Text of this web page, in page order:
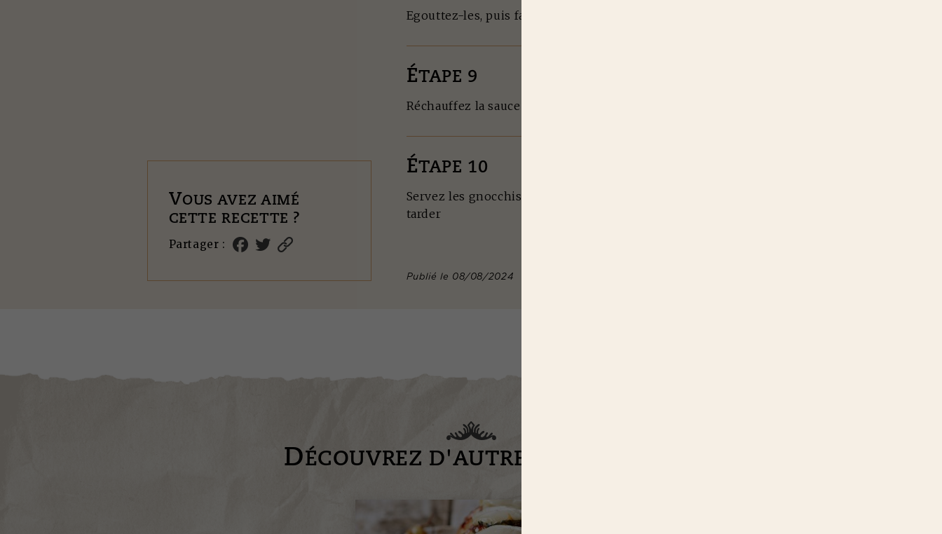
Egouttez-les, puis faites-les dorer dans une poêle avec le beurre.
ÉTAPE 9
Réchauffez la sauce aux épinards.
ÉTAPE 10
Servez les gnocchis grillés sur un lit d'épinards et dégustez sans
tarder
Publié le 08/08/2024
VOUS AVEZ AIMÉ
CETTE RECETTE ?
Partager :
DÉCOUVREZ D'AUTRES RECETTES